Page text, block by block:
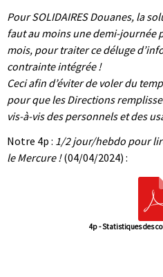
Pour SOLIDAIRES Douanes, la
faut au moins une demi-journée
mois, pour traiter ce déluge
contrainte intégrée !
Ceci afin d’éviter de voler du
pour que les Directions
vis-à-vis des personnels et des
Notre 4p : 1/2 jour/hebdo pour
le Mercure !(04/04/2024) :
4p - Statistiques des